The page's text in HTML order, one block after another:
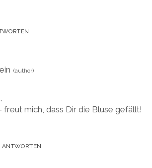
freut mich, dass Dir die Bluse gefällt!
ANTWORTEN